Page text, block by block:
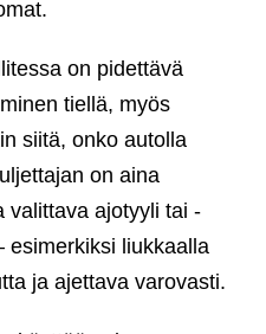
on pidettävä
tiellä, myös
siitä, onko autolla
on aina
valittava ajotyyli tai -
esimerkiksi liukkaalla
ja ajettava varovasti.